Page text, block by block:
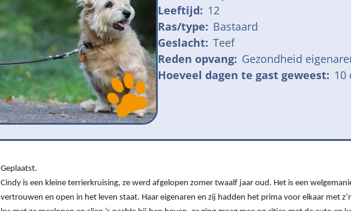
Leeftijd: 12
Ras/type: Bastaard
Geslacht: Teef
Reden opvang: Gezondheid
Hoeveel dagen te gast geweest: 10
Geplaatst.
Cindy is een kleine terrierkruising, ze werd afgelopen zomer twaalf jaar oud. Het is een
vertrouwen en open in het leven staat. Haar eigenaren en zij hadden het prima voor elkaar met